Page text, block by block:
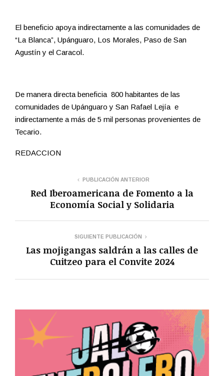
El beneficio apoya indirectamente a las comunidades de
“La Blanca”, Upánguaro, Los Morales, Paso de San
Agustín y el Caracol.
De manera directa beneficia 800 habitantes de las
comunidades de Upánguaro y San Rafael Lejía e
indirectamente a más de 5 mil personas provenientes de
Tecario.
REDACCION
PUBLICACIÓN ANTERIOR
Red Iberoamericana de Fomento a la
Economía Social y Solidaria
SIGUIENTE PUBLICACIÓN
Las mojigangas saldrán a las calles de
Cuitzeo para el Convite 2024